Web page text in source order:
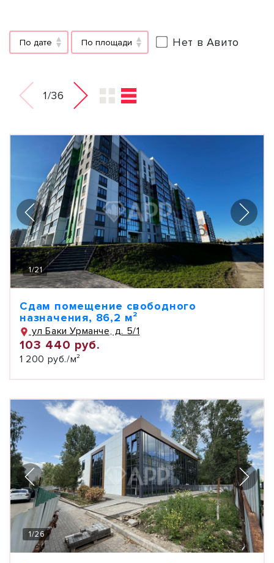
По дате По площади Нет в Авито
1/36
1/21
Сдам помещение свободного
назначения, 86,2 м²
ул Баки Урманче, д. 5/1
103 440 руб.
1 200 руб./м²
1/26